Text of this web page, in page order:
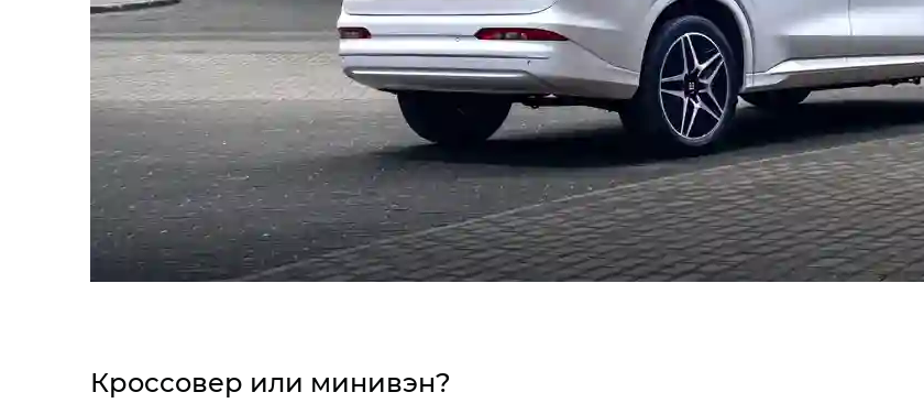
Кроссовер или минивэн?